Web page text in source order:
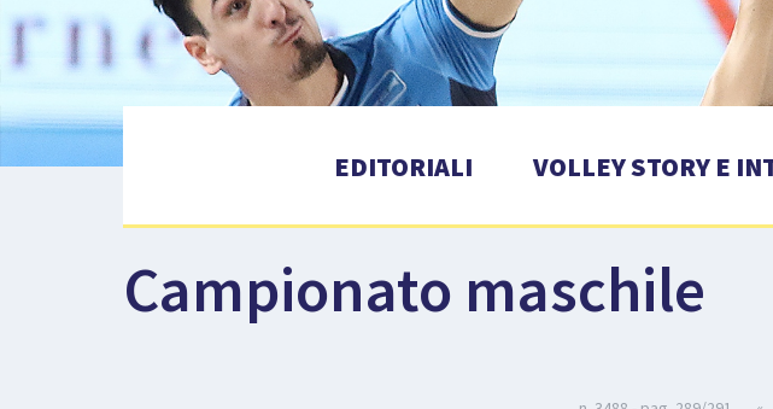
EDITORIALI VOLLEY STORY E
Campionato maschile